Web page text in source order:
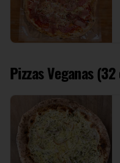
Pizzas Veganas